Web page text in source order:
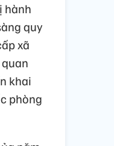
hành
quy
xã
khai
phòng